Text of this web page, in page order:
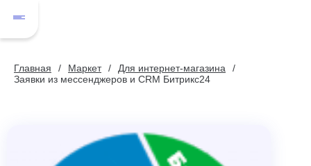
Главная Маркет
Для интернет-магазина
Заявки из мессенджеров и CRM Битрикс24